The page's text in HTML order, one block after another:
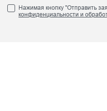
Нажимая кнопку "Отправить
конфиденциальности и